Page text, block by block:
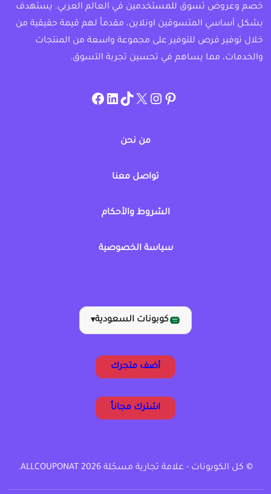
خصم وعروض تسوق للمستخدمين في العالم العربي. يستهدف
بشكل أساسي المتسوقين اونلاين، مقدماً لهم قيمة حقيقية من
خلال توفير فرص للتوفير على مجموعة واسعة من المنتجات
والخدمات، مما يساهم في تحسين تجربة التسوق.
pinterest
allcouponat
twitter
TikTok
linkedin
facebook
من نحن
تواصل معنا
الشروط والأحكام
سياسة الخصوصية
كوبونات السعودية▾
أضف متجرك
اشترك مجاناً
© كل الكوبونات - علامة تجارية مسجّلة ALLCOUPONAT 2026.